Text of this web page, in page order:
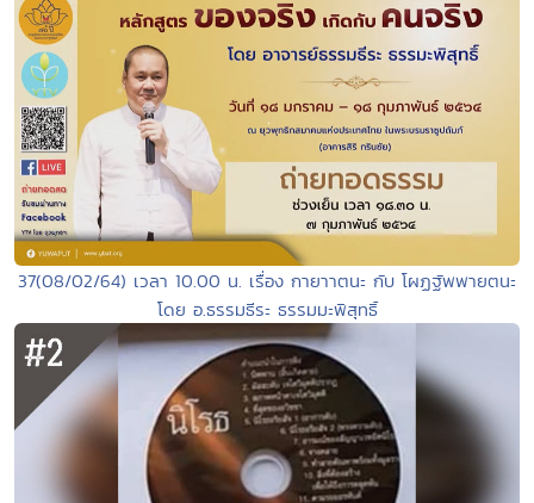
37(08/02/64) เวลา 10.00 น. เรื่อง กายาาตนะ กับ โผฏฐัพพายตนะ
โดย อ.ธรรมธีระ ธรรมมะพิสุทธิ์